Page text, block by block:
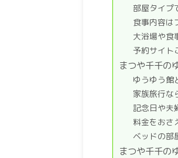
部屋タイプ
食事内容は
大浴場や食
予約サイト
まつや千千の
ゆうゆう館
家族旅行な
記念日や夫
料金をおさ
ベッドの部
まつや千千の